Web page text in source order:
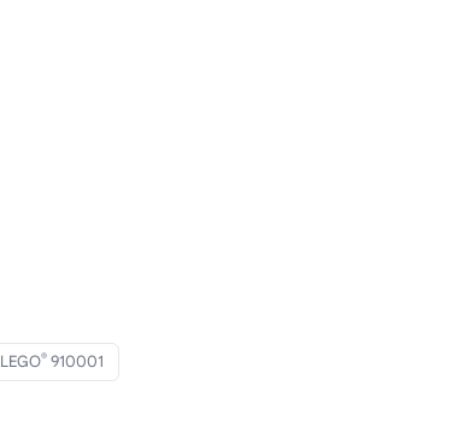
LEGO® 910001